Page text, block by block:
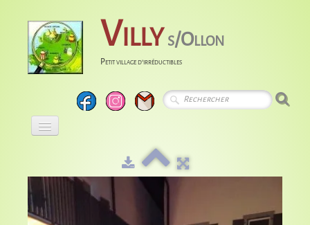
Villy s/Ollon
Petit village d'irréductibles
Calendrier
Albums